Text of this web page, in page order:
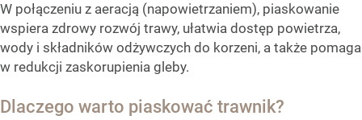
W połączeniu z aeracją (napowietrzaniem), piaskowanie
wspiera zdrowy rozwój trawy, ułatwia dostęp powietrza,
wody i składników odżywczych do korzeni, a także pomaga
w redukcji zaskorupienia gleby.
Dlaczego warto piaskować trawnik?